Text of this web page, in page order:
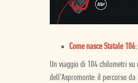
Come nasce Statale
Un viaggio di 104 chilometri
dell’Aspromonte: il percorso